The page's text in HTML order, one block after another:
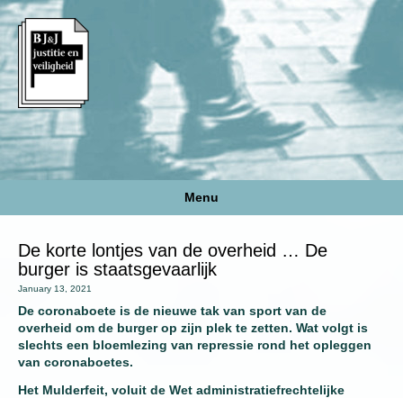
Menu
De korte lontjes van de overheid … De
burger is staatsgevaarlijk
January 13, 2021
De coronaboete is de nieuwe tak van sport van de
overheid om de burger op zijn plek te zetten. Wat volgt is
slechts een bloemlezing van repressie rond het opleggen
van coronaboetes.
Het Mulderfeit, voluit de Wet administratiefrechtelijke